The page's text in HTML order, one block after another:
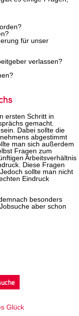
für unser
verlassen?
ersten Schritt in
gemacht.
Dabei sollte die
abgestimmt
man sich außerdem
Fragen zum
Arbeitsverhältnis
Diese Fragen
sollte man nicht
Eindruck
besonders
aber schon
Glück